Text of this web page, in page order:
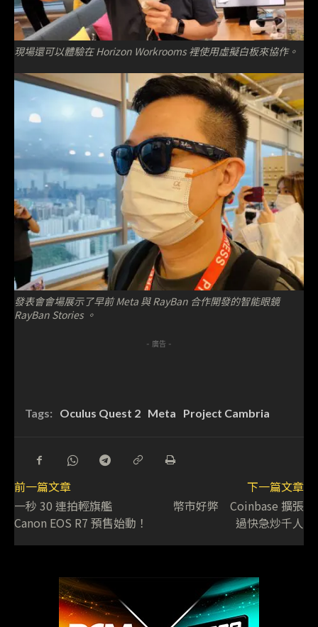
現場還可以體驗在 Horizon Workrooms 裡使用虛擬白板來協作。
發表會會場展示了早前 Meta 與 RayBan 合作開發的智能眼鏡
RayBan Stories 。
- 廣告 -
Tags: Oculus Quest 2 Meta Project Cambria
前一篇文章
一秒 30 連拍輕旗艦
Canon EOS R7 預售始動！
下一篇文章
幣市好弊 Coinbase 擴張
過快急炒千人